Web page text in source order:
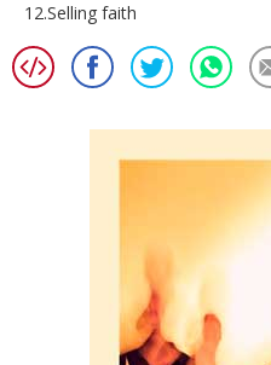
12.Selling faith